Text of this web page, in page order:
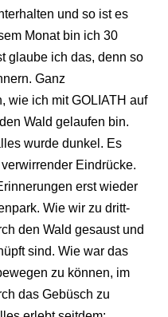
und so ist es
Monat bin ich 30
glaube ich das, denn so
Ganz
wie ich mit GOLIATH auf
Wald gelaufen bin.
wurde dunkel. Es
Eindrücke.
erst wieder
Wie wir zu dritt-
den Wald gesaust und
sind. Wie war das
zu können, im
das Gebüsch zu